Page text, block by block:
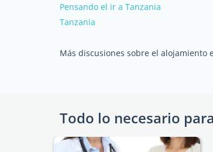
Pensando el ir a Tanzania
Tanzania
Más discusiones sobre el alojamiento
Todo lo necesario